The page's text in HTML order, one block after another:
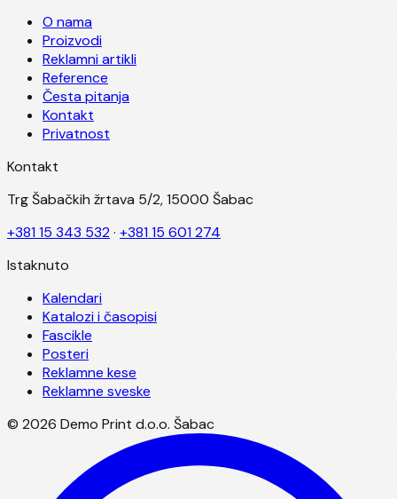
O nama
Proizvodi
Reklamni artikli
Reference
Česta pitanja
Kontakt
Privatnost
Kontakt
Trg Šabačkih žrtava 5/2, 15000 Šabac
+381 15 343 532· +381 15 601 274
Istaknuto
Kalendari
Katalozi i časopisi
Fascikle
Posteri
Reklamne kese
Reklamne sveske
© 2026 Demo Print d.o.o. Šabac